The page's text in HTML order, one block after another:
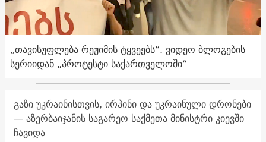
„თავისუფლება რეჟიმის ტყვეებს“. ვიდეო ბლოგების
სერიიდან „პროტესტი საქართველოში“
გაზი უკრაინისთვის, ირპინი და უკრაინული დრონები
— აზერბაიჯანის საგარეო საქმეთა მინისტრი კიევში
ჩავიდა